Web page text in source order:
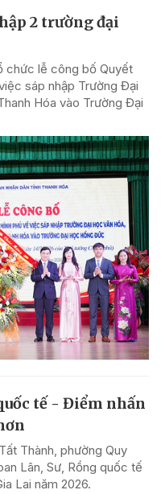
2 trường đại
chức lễ công bố Quyết
sáp nhập Trường Đại
Hóa vào Trường Đại
tế - Điểm nhấn
Thành, phường Quy
Lân, Sư, Rồng quốc tế
Lai năm 2026.